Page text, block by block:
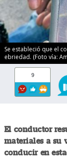
Se estableció que el
ebriedad. (Foto vía:
9
El conductor
materiales a su
conducir en